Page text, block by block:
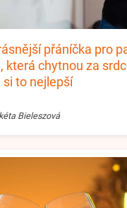
přáníčka pro
která chytnou za
si to nejlepší
Bieleszová